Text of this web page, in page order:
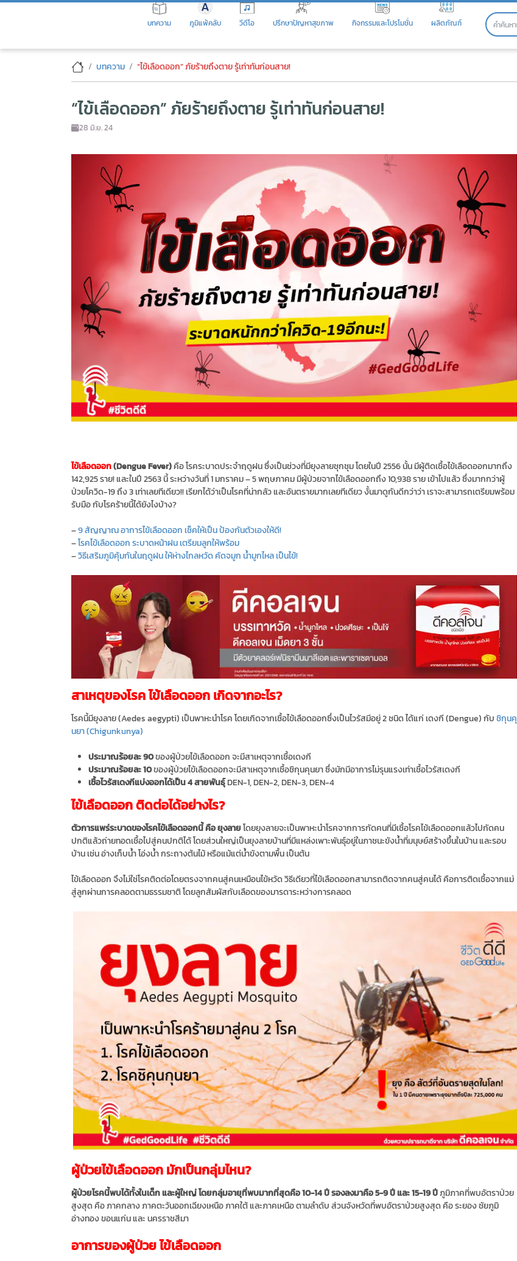
Skip
บทความ ภูมิแพ้คลับ วีดีโอ ปรึกษาปัญหาสุขภาพ กิจกรรมและโปรโมชั่น ผลิตภัณฑ์
“ไข้เลือดออก” ภัยร้ายถึงตาย รู้เท่าทันก่อนสาย!
บทความ “ไข้เลือดออก” ภัยร้ายถึงตาย รู้เท่าทันก่อนสาย!
“ไข้เลือดออก” ภัยร้ายถึงตาย รู้เท่าทันก่อนสาย!
28 มิ.ย. 24
ไข้เลือดออก(Dengue Fever) คือ โรคระบาดประจำฤดูฝน ซึ่งเป็นช่วงที่มียุงลายชุกชุม โดยในปี 2556 นั้น มีผู้ติดเชื้อไข้เลือดออกมากถึง
142,925 ราย! และในปี 2563 นี้ ระหว่างวันที่ 1 มกราคม – 5 พฤษภาคม มีผู้ป่วยจากไข้เลือดออกถึง 10,938 ราย เข้าไปแล้ว ซึ่งมากกว่าผู้
ป่วยโควิด-19 ถึง 3 เท่าเลยทีเดียว!! เรียกได้ว่าเป็นโรคที่น่ากลัว และอันตรายมากเลยทีเดียว งั้นมาดูกันดีกว่าว่า เราจะสามารถเตรียมพร้อม
รับมือ กับโรคร้ายนี้ได้ยังไงบ้าง?
–9 สัญญาณ อาการไข้เลือดออก เช็คให้เป็น ป้องกันตัวเองให้ดี!
–โรคไข้เลือดออก ระบาดหน้าฝน เตรียมลูกให้พร้อม
–วิธีเสริมภูมิคุ้มกันในฤดูฝน ให้ห่างไกลหวัด คัดจมูก น้ำมูกไหล เป็นไข้!
สาเหตุของโรค ไข้เลือดออก เกิดจากอะไร?
โรคนี้มียุงลาย (Aedes aegypti) เป็นพาหะนำโรค โดยเกิดจากเชื้อไข้เลือดออกซึ่งเป็นไวรัสมีอยู่ 2 ชนิด ได้แก่ เดงกี (Dengue) กับ ชิกุนคุ
นยา (Chigunkunya)
ประมาณร้อยละ 90ของผู้ป่วยไข้เลือดออก จะมีสาเหตุจากเชื้อเดงกี
ประมาณร้อยละ 10ของผู้ป่วยไข้เลือดออกจะมีสาเหตุจากเชื้อชิกุนคุนยา ซึ่งมักมีอาการไม่รุนแรงเท่าเชื้อไวรัสเดงกี
เชื้อไวรัสเดงกีแบ่งออกได้เป็น 4 สายพันธุ์DEN-1, DEN-2, DEN-3, DEN-4
ไข้เลือดออก ติดต่อได้อย่างไร?
ตัวการแพร่ระบาดของโรคไข้เลือดออกนี้ คือ ยุงลายโดยยุงลายจะเป็นพาหะนำโรคจากการกัดคนที่มีเชื้อโรคไข้เลือดออกแล้วไปกัดคน
ปกติแล้วถ่ายทอดเชื้อไปสู่คนปกติได้ โดยส่วนใหญ่เป็นยุงลายบ้านที่มีแหล่งเพาะพันธุ์อยู่ในภาชนะขังน้ำที่มนุษย์สร้างขึ้นในบ้าน และรอบ
บ้าน เช่น อ่างเก็บน้ำ โอ่งน้ำ กระถางต้นไม้ หรือแม้แต่น้ำขังตามพื้น เป็นต้น
ไข้เลือดออก จึงไม่ใช่โรคติดต่อโดยตรงจากคนสู่คนเหมือนไข้หวัด วิธีเดียวที่ไข้เลือดออกสามารถติดจากคนสู่คนได้ คือการติดเชื้อจากแม่
สู่ลูกผ่านการคลอดตามธรรมชาติ โดยลูกสัมผัสกับเลือดของมารดาระหว่างการคลอด
ผู้ป่วยไข้เลือดออก มักเป็นกลุ่มไหน?
ผู้ป่วยโรคนี้พบได้ทั้งในเด็ก และผู้ใหญ่ โดยกลุ่มอายุที่พบมากที่สุดคือ 10-14 ปี รองลงมาคือ 5-9 ปี และ 15-19 ปีภูมิภาคที่พบอัตราป่วย
สูงสุด คือ ภาคกลาง ภาคตะวันออกเฉียงเหนือ ภาคใต้ และภาคเหนือ ตามลำดับ ส่วนจังหวัดที่พบอัตราป่วยสูงสุด คือ ระยอง ชัยภูมิ
อ่างทอง ขอนแก่น และ นครราชสีมา
อาการของผู้ป่วย ไข้เลือดออก